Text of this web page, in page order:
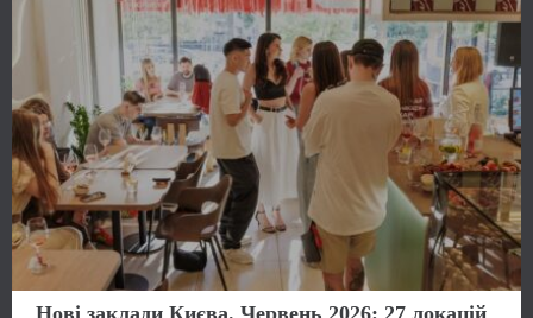
Нові заклади Києва. Червень 2026: 27 локацій